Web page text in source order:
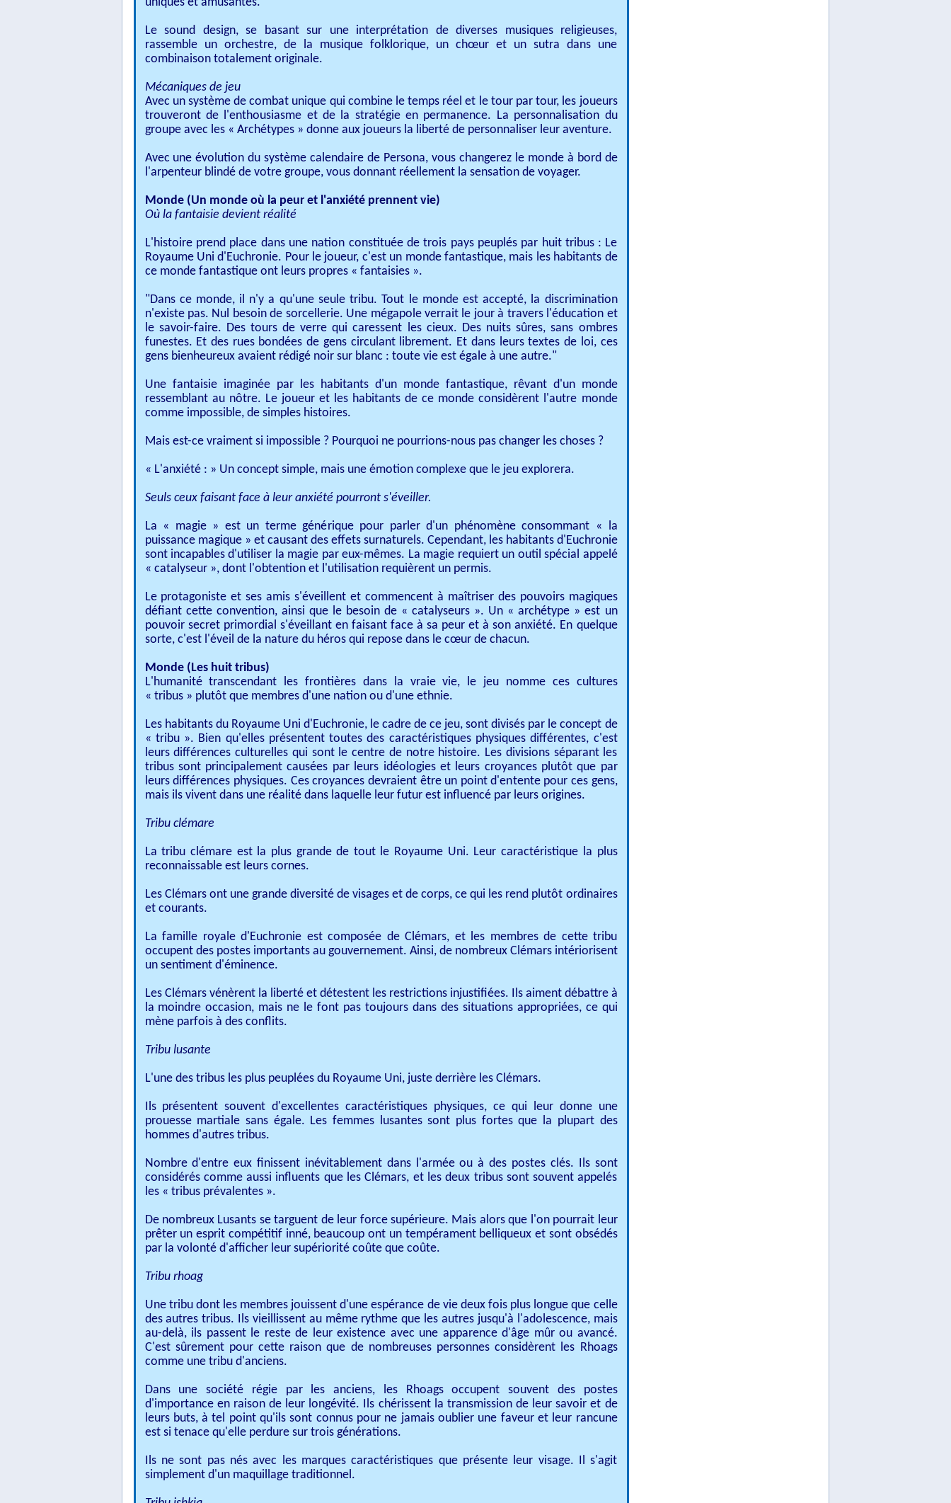
Le sound design, se basant sur une interprétation de diverses musiques religieuses,
rassemble un orchestre, de la musique folklorique, un chœur et un sutra dans une
combinaison totalement originale.
Mécaniques de jeu
Avec un système de combat unique qui combine le temps réel et le tour par tour, les joueurs
trouveront de l'enthousiasme et de la stratégie en permanence. La personnalisation du
groupe avec les « Archétypes » donne aux joueurs la liberté de personnaliser leur aventure.​
Avec une évolution du système calendaire de Persona, vous changerez le monde à bord de
l'arpenteur blindé de votre groupe, vous donnant réellement la sensation de voyager.
Monde (Un monde où la peur et l'anxiété prennent vie)
Où la fantaisie devient réalité
L'histoire prend place dans une nation constituée de trois pays peuplés par huit tribus : Le
Royaume Uni d'Euchronie. Pour le joueur, c'est un monde fantastique, mais les habitants de
ce monde fantastique ont leurs propres « fantaisies ».​
"Dans ce monde, il n'y a qu'une seule tribu. Tout le monde est accepté, la discrimination
n'existe pas. Nul besoin de sorcellerie. Une mégapole verrait le jour à travers l'éducation et
le savoir-faire. Des tours de verre qui caressent les cieux. Des nuits sûres, sans ombres
funestes. Et des rues bondées de gens circulant librement. Et dans leurs textes de loi, ces
gens bienheureux avaient rédigé noir sur blanc : toute vie est égale à une autre."​
Une fantaisie imaginée par les habitants d'un monde fantastique, rêvant d'un monde
ressemblant au nôtre. Le joueur et les habitants de ce monde considèrent l'autre monde
comme impossible, de simples histoires.
Mais est-ce vraiment si impossible ? Pourquoi ne pourrions-nous pas changer les choses ? ​
« L'anxiété : » Un concept simple, mais une émotion complexe que le jeu explorera.
Seuls ceux faisant face à leur anxiété pourront s'éveiller.
La « magie » est un terme générique pour parler d'un phénomène consommant « la
puissance magique » et causant des effets surnaturels. Cependant, les habitants d'Euchronie
sont incapables d'utiliser la magie par eux-mêmes. La magie requiert un outil spécial appelé
« catalyseur », dont l'obtention et l'utilisation requièrent un permis.​
Le protagoniste et ses amis s'éveillent et commencent à maîtriser des pouvoirs magiques
défiant cette convention, ainsi que le besoin de « catalyseurs ». Un « archétype » est un
pouvoir secret primordial s'éveillant en faisant face à sa peur et à son anxiété. En quelque
sorte, c'est l'éveil de la nature du héros qui repose dans le cœur de chacun.
Monde (Les huit tribus)
L'humanité transcendant les frontières dans la vraie vie, le jeu nomme ces cultures
« tribus » plutôt que membres d'une nation ou d'une ethnie.
Les habitants du Royaume Uni d'Euchronie, le cadre de ce jeu, sont divisés par le concept de
« tribu ». Bien qu'elles présentent toutes des caractéristiques physiques différentes, c'est
leurs différences culturelles qui sont le centre de notre histoire. Les divisions séparant les
tribus sont principalement causées par leurs idéologies et leurs croyances plutôt que par
leurs différences physiques. Ces croyances devraient être un point d'entente pour ces gens,
mais ils vivent dans une réalité dans laquelle leur futur est influencé par leurs origines.
Tribu clémare
La tribu clémare est la plus grande de tout le Royaume Uni. Leur caractéristique la plus
reconnaissable est leurs cornes.​
Les Clémars ont une grande diversité de visages et de corps, ce qui les rend plutôt ordinaires
et courants.
La famille royale d'Euchronie est composée de Clémars, et les membres de cette tribu
occupent des postes importants au gouvernement. Ainsi, de nombreux Clémars intériorisent
un sentiment d'éminence.​
Les Clémars vénèrent la liberté et détestent les restrictions injustifiées. Ils aiment débattre à
la moindre occasion, mais ne le font pas toujours dans des situations appropriées, ce qui
mène parfois à des conflits.
Tribu lusante​
L'une des tribus les plus peuplées du Royaume Uni, juste derrière les Clémars.​
Ils présentent souvent d'excellentes caractéristiques physiques, ce qui leur donne une
prouesse martiale sans égale. Les femmes lusantes sont plus fortes que la plupart des
hommes d'autres tribus. ​
Nombre d'entre eux finissent inévitablement dans l'armée ou à des postes clés. Ils sont
considérés comme aussi influents que les Clémars, et les deux tribus sont souvent appelés
les « tribus prévalentes ».​
De nombreux Lusants se targuent de leur force supérieure. Mais alors que l'on pourrait leur
prêter un esprit compétitif inné, beaucoup ont un tempérament belliqueux et sont obsédés
par la volonté d'afficher leur supériorité coûte que coûte.
Tribu rhoag
Une tribu dont les membres jouissent d'une espérance de vie deux fois plus longue que celle
des autres tribus. Ils vieillissent au même rythme que les autres jusqu'à l'adolescence, mais
au-delà, ils passent le reste de leur existence avec une apparence d'âge mûr ou avancé.
C'est sûrement pour cette raison que de nombreuses personnes considèrent les Rhoags
comme une tribu d'anciens.​
Dans une société régie par les anciens, les Rhoags occupent souvent des postes
d'importance en raison de leur longévité. Ils chérissent la transmission de leur savoir et de
leurs buts, à tel point qu'ils sont connus pour ne jamais oublier une faveur et leur rancune
est si tenace qu'elle perdure sur trois générations.
Ils ne sont pas nés avec les marques caractéristiques que présente leur visage. Il s'agit
simplement d'un maquillage traditionnel.